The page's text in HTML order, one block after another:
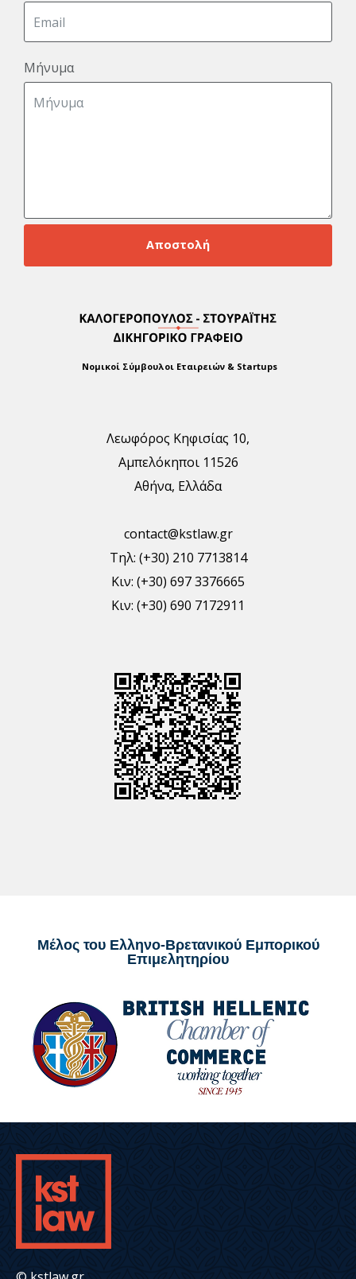
Νομικοί Σύμβουλοι Εταιρειών & Startups
Λεωφόρος Κηφισίας 10,
Αμπελόκηποι 11526
Αθήνα, Ελλάδα
contact@kstlaw.gr
Τηλ: (+30) 210 7713814
Κιν: (+30) 697 3376665
Κιν: (+30) 690 7172911
Μήνυμα
Αποστολή
Μέλος του Ελληνο-Βρετανικού Εμπορικού
Επιμελητηρίου